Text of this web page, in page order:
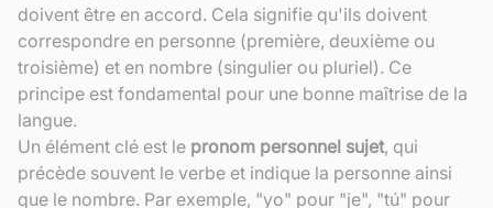
doivent être en accord. Cela signifie qu'ils doivent
correspondre en personne (première, deuxième ou
troisième) et en nombre (singulier ou pluriel). Ce
principe est fondamental pour une bonne maîtrise de la
langue.
Un élément clé est le pronom personnel sujet, qui
précède souvent le verbe et indique la personne ainsi
que le nombre. Par exemple, "yo" pour "je", "tú" pour